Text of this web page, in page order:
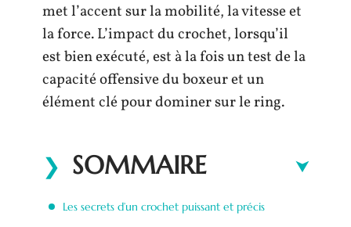
met l’accent sur la mobilité, la vitesse et
la force. L’impact du crochet, lorsqu’il
est bien exécuté, est à la fois un test de la
capacité offensive du boxeur et un
élément clé pour dominer sur le ring.
SOMMAIRE
Les secrets d’un crochet puissant et précis